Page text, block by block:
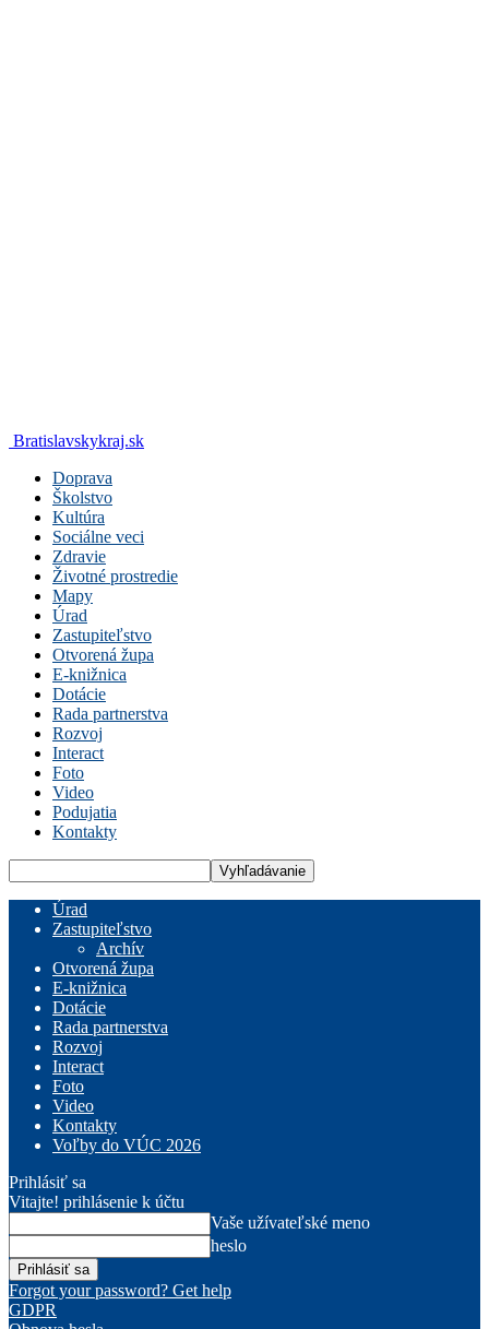
Bratislavskykraj.sk
Doprava
Školstvo
Kultúra
Sociálne veci
Zdravie
Životné prostredie
Mapy
Úrad
Zastupiteľstvo
Otvorená župa
E-knižnica
Dotácie
Rada partnerstva
Rozvoj
Interact
Foto
Video
Podujatia
Kontakty
Úrad
Zastupiteľstvo
Archív
Otvorená župa
E-knižnica
Dotácie
Rada partnerstva
Rozvoj
Interact
Foto
Video
Kontakty
Voľby do VÚC 2026
Prihlásiť sa
Vitajte! prihlásenie k účtu
Vaše užívateľské meno
heslo
Forgot your password? Get help
GDPR